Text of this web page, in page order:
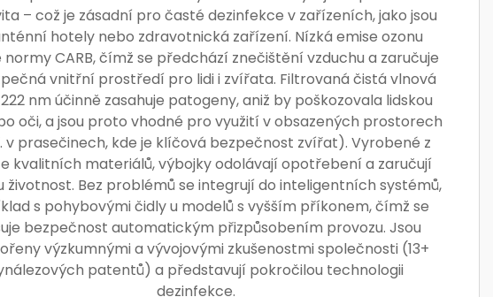
– což je zásadní pro časté dezinfekce v zařízeních, jako jsou
hotely nebo zdravotnická zařízení. Nízká emise ozonu
normy CARB, čímž se předchází znečištění vzduchu a zaručuje
vnitřní prostředí pro lidi i zvířata. Filtrovaná čistá vlnová
nm účinně zasahuje patogeny, aniž by poškozovala lidskou
oči, a jsou proto vhodné pro využití v obsazených prostorech
v prasečinech, kde je klíčová bezpečnost zvířat). Vyrobené z
kvalitních materiálů, výbojky odolávají opotřebení a zaručují
životnost. Bez problémů se integrují do inteligentních systémů,
s pohybovými čidly u modelů s vyšším příkonem, čímž se
bezpečnost automatickým přizpůsobením provozu. Jsou
výzkumnými a vývojovými zkušenostmi společnosti (13+
patentů) a představují pokročilou technologii
dezinfekce.